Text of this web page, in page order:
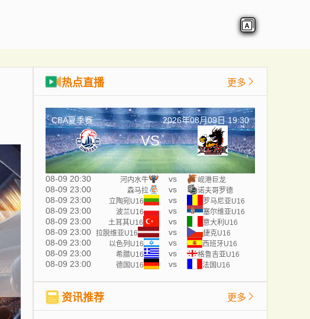
热点直播 更多
CBA夏季赛 2026年08月09日 19:30
VS
08-09 20:30 河内水牛 vs 岘港巨龙
08-09 23:00 森马拉 vs 诺夫哥罗德
08-09 23:00 立陶宛U16 vs 罗马尼亚U16
08-09 23:00 波兰U16 vs 塞尔维亚U16
08-09 23:00 土耳其U16 vs 意大利U16
08-09 23:00 拉脱维亚U16 vs 捷克U16
08-09 23:00 以色列U16 vs 西班牙U16
08-09 23:00 希腊U16 vs 格鲁吉亚U16
08-09 23:00 德国U16 vs 法国U16
资讯推荐 更多